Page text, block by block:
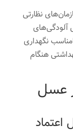
نظارتی
آلودگی‌های
نگهداری
هنگام
عسل